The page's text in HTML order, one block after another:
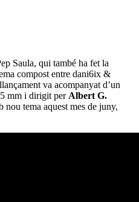
Saula, qui també ha fet la
compost entre dani6ix &
va acompanyat d’un
mm i dirigit per Albert G.
nou tema aquest mes de juny,